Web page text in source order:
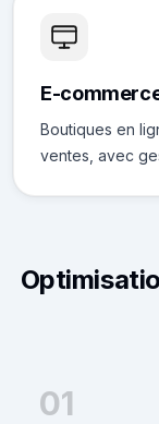
E-
Boutiques en
ventes, avec
01